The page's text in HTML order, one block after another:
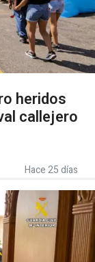
heridos
callejero
Hace 25 días